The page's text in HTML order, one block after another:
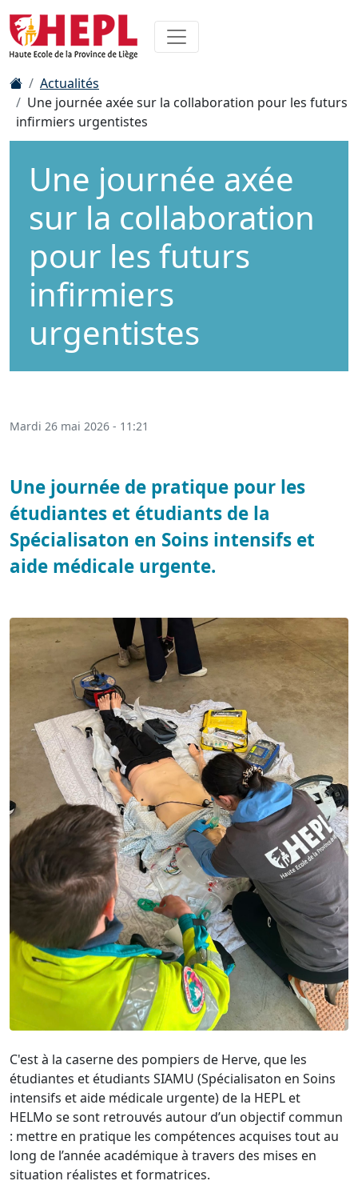
Actualités
Une journée axée sur la collaboration pour les futurs
infirmiers urgentistes
Une journée axée
sur la collaboration
pour les futurs
infirmiers
urgentistes
Mardi 26 mai 2026 - 11:21
Une journée de pratique pour les
étudiantes et étudiants de la
Spécialisaton en Soins intensifs et
aide médicale urgente.
C'est à la caserne des pompiers de Herve, que les
étudiantes et étudiants SIAMU (Spécialisaton en Soins
intensifs et aide médicale urgente) de la HEPL et
HELMo se sont retrouvés autour d’un objectif commun
: mettre en pratique les compétences acquises tout au
long de l’année académique à travers des mises en
situation réalistes et formatrices.